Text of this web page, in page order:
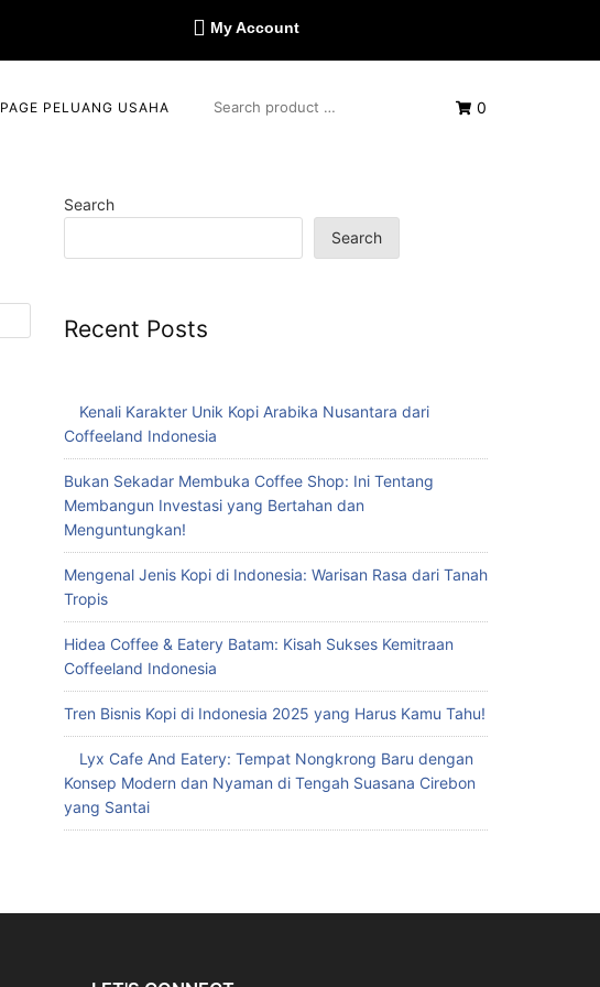
My Account
0
PAGE PELUANG USAHA
Search
Search
Recent Posts
Kenali Karakter Unik Kopi Arabika Nusantara dari
Coffeeland Indonesia
Bukan Sekadar Membuka Coffee Shop: Ini Tentang
Membangun Investasi yang Bertahan dan
Menguntungkan!
Mengenal Jenis Kopi di Indonesia: Warisan Rasa dari Tanah
Tropis
Hidea Coffee & Eatery Batam: Kisah Sukses Kemitraan
Coffeeland Indonesia
Tren Bisnis Kopi di Indonesia 2025 yang Harus Kamu Tahu!
Lyx Cafe And Eatery: Tempat Nongkrong Baru dengan
Konsep Modern dan Nyaman di Tengah Suasana Cirebon
yang Santai